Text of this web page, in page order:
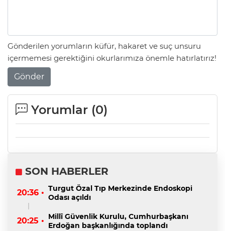
Gönderilen yorumların küfür, hakaret ve suç unsuru
içermemesi gerektiğini okurlarımıza önemle hatırlatırız!
Gönder
Yorumlar (0)
SON HABERLER
20:36 • Turgut Özal Tıp Merkezinde Endoskopi
Odası açıldı
20:25 • Millî Güvenlik Kurulu, Cumhurbaşkanı
Erdoğan başkanlığında toplandı